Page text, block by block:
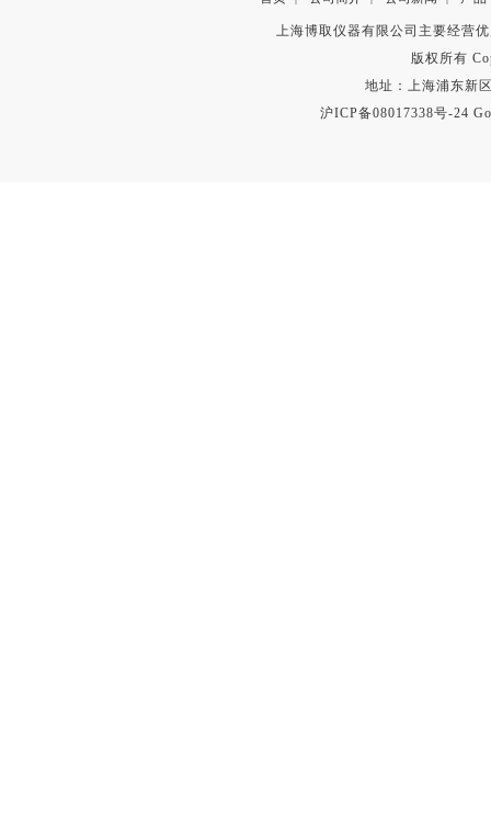
上海博取仪器有限公司主要经营
版权所有
地址：上海浦东新
沪ICP备08017338号-24